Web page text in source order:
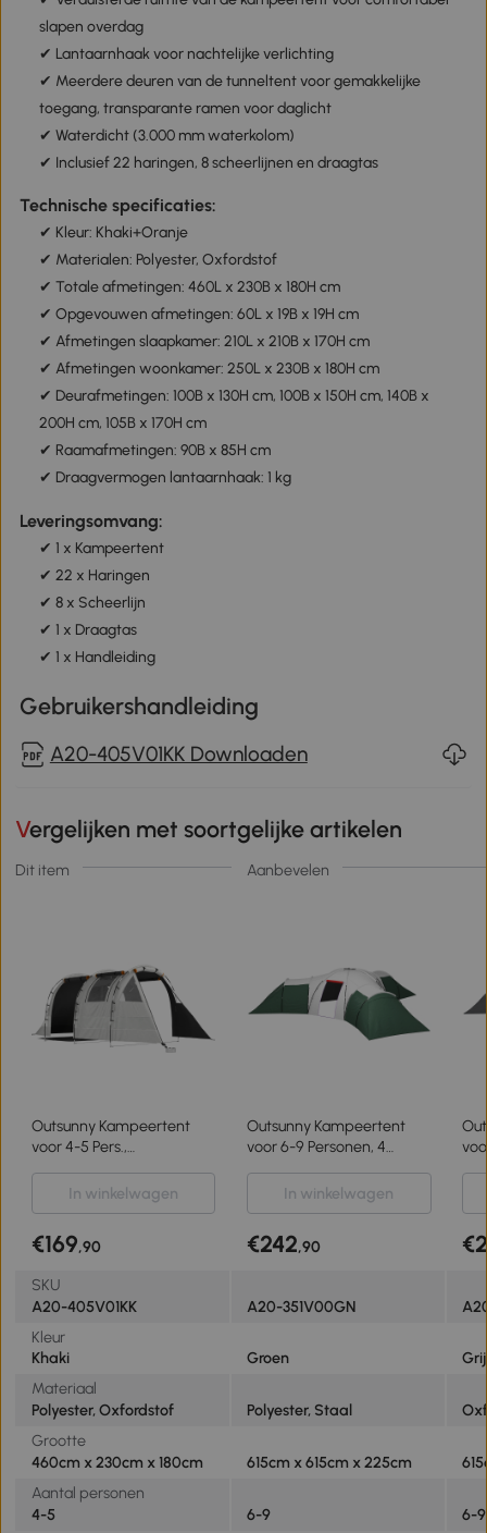
slapen overdag
✔ Lantaarnhaak voor nachtelijke verlichting
✔ Meerdere deuren van de tunneltent voor gemakkelijke
toegang, transparante ramen voor daglicht
✔ Waterdicht (3.000 mm waterkolom)
✔ Inclusief 22 haringen, 8 scheerlijnen en draagtas
Technische specificaties:
✔ Kleur: Khaki+Oranje
✔ Materialen: Polyester, Oxfordstof
✔ Totale afmetingen: 460L x 230B x 180H cm
✔ Opgevouwen afmetingen: 60L x 19B x 19H cm
✔ Afmetingen slaapkamer: 210L x 210B x 170H cm
✔ Afmetingen woonkamer: 250L x 230B x 180H cm
✔ Deurafmetingen: 100B x 130H cm, 100B x 150H cm, 140B x
200H cm, 105B x 170H cm
✔ Raamafmetingen: 90B x 85H cm
✔ Draagvermogen lantaarnhaak: 1 kg
Leveringsomvang:
✔ 1 x Kampeertent
✔ 22 x Haringen
✔ 8 x Scheerlijn
✔ 1 x Draagtas
✔ 1 x Handleiding
Gebruikershandleiding
A20-405V01KK Downloaden
Vergelijken met soortgelijke artikelen
Dit item Aanbevelen
Outsunny Kampeertent
voor 4-5 Pers.,
waterdicht, 180H x 460L x
230B cm, Khaki/Oranje
Outsunny Kampeertent
voor 6-9 Personen, 4
Waterdicht,
615x615x225cm, Groen
In winkelwagen In winkelwagen
€169,90 €242,90
SKU
A20-405V01KK
A20-351V00GN
Kleur
Khaki
Groen
Materiaal
Polyester, Oxfordstof
Polyester, Staal
Grootte
460cm x 230cm x 180cm
615cm x 615cm x 225cm
Aantal personen
4-5
6-9
6-9